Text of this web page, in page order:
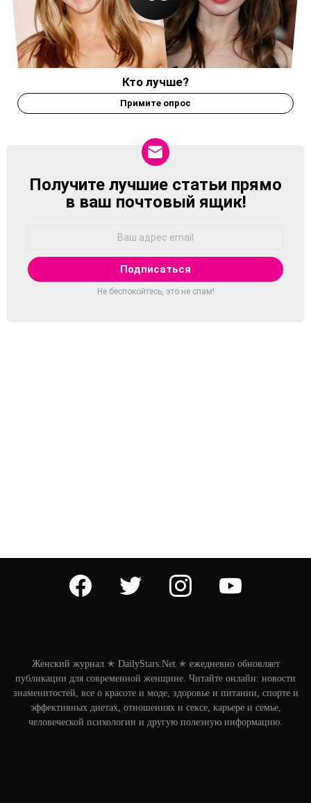
Кто лучше?
Примите опрос
NEWSLETTER
Получите лучшие статьи прямо
в ваш почтовый ящик!
Не беспокойтесь, это не спам!
facebook twitter instagram youtube
Женский журнал ✭ DailyStars.Net ✭ ежедневно обновляет
публикации для современной женщине. Читайте онлайн: новости
знаменитостей, все о красоте и моде, здоровье и питании, спорте и
эффективных диетах, отношениях и сексе, карьере и семье,
человеческой психологии и другую полезную информацию.